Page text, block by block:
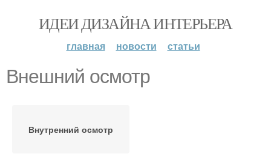
ИДЕИ ДИЗАЙНА ИНТЕРЬЕРА
главная новости статьи
Внешний осмотр
Внутренний осмотр